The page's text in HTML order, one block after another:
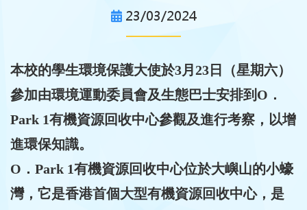
23/03/2024
本校的學生環境保護大使於3月23日（星期六）
參加由環境運動委員會及生態巴士安排到O．
Park 1有機資源回收中心參觀及進行考察，以增
進環保知識。
O．Park 1有機資源回收中心位於大嶼山的小蠔
灣，它是香港首個大型有機資源回收中心，是